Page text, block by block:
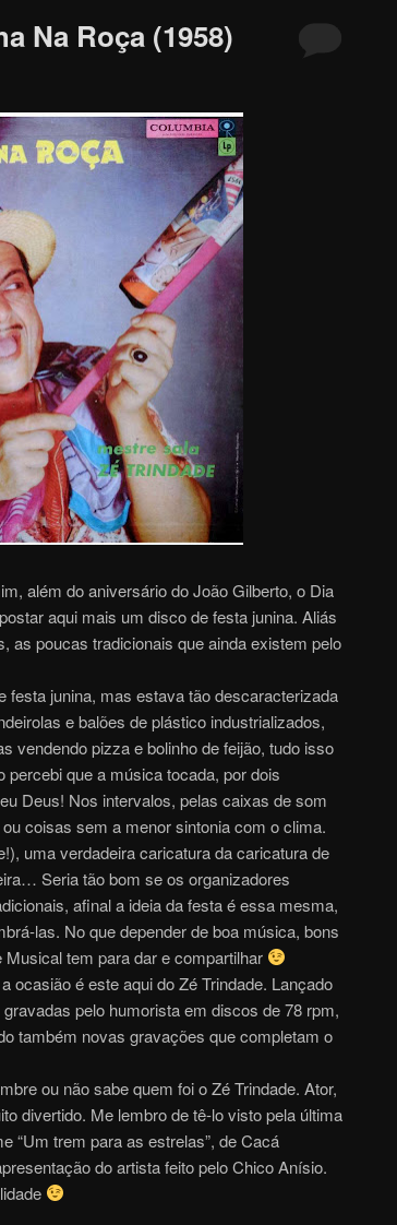
Na Roça (1958)
além do aniversário do João Gilberto, o Dia
aqui mais um disco de festa junina. Aliás
as poucas tradicionais que ainda existem pelo
festa junina, mas estava tão descaracterizada
e balões de plástico industrializados,
vendendo pizza e bolinho de feijão, tudo isso
que a música tocada, por dois
Deus! Nos intervalos, pelas caixas de som
coisas sem a menor sintonia com o clima.
uma verdadeira caricatura da caricatura de
Seria tão bom se os organizadores
afinal a ideia da festa é essa mesma,
las. No que depender de boa música, bons
tem para dar e compartilhar
ocasião é este aqui do Zé Trindade. Lançado
pelo humorista em discos de 78 rpm,
também novas gravações que completam o
ou não sabe quem foi o Zé Trindade. Ator,
divertido. Me lembro de tê-lo visto pela última
“Um trem para as estrelas”, de Cacá
do artista feito pelo Chico Anísio.